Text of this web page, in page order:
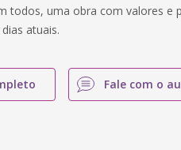
todos, uma obra com valores e
atuais.
Fale com o